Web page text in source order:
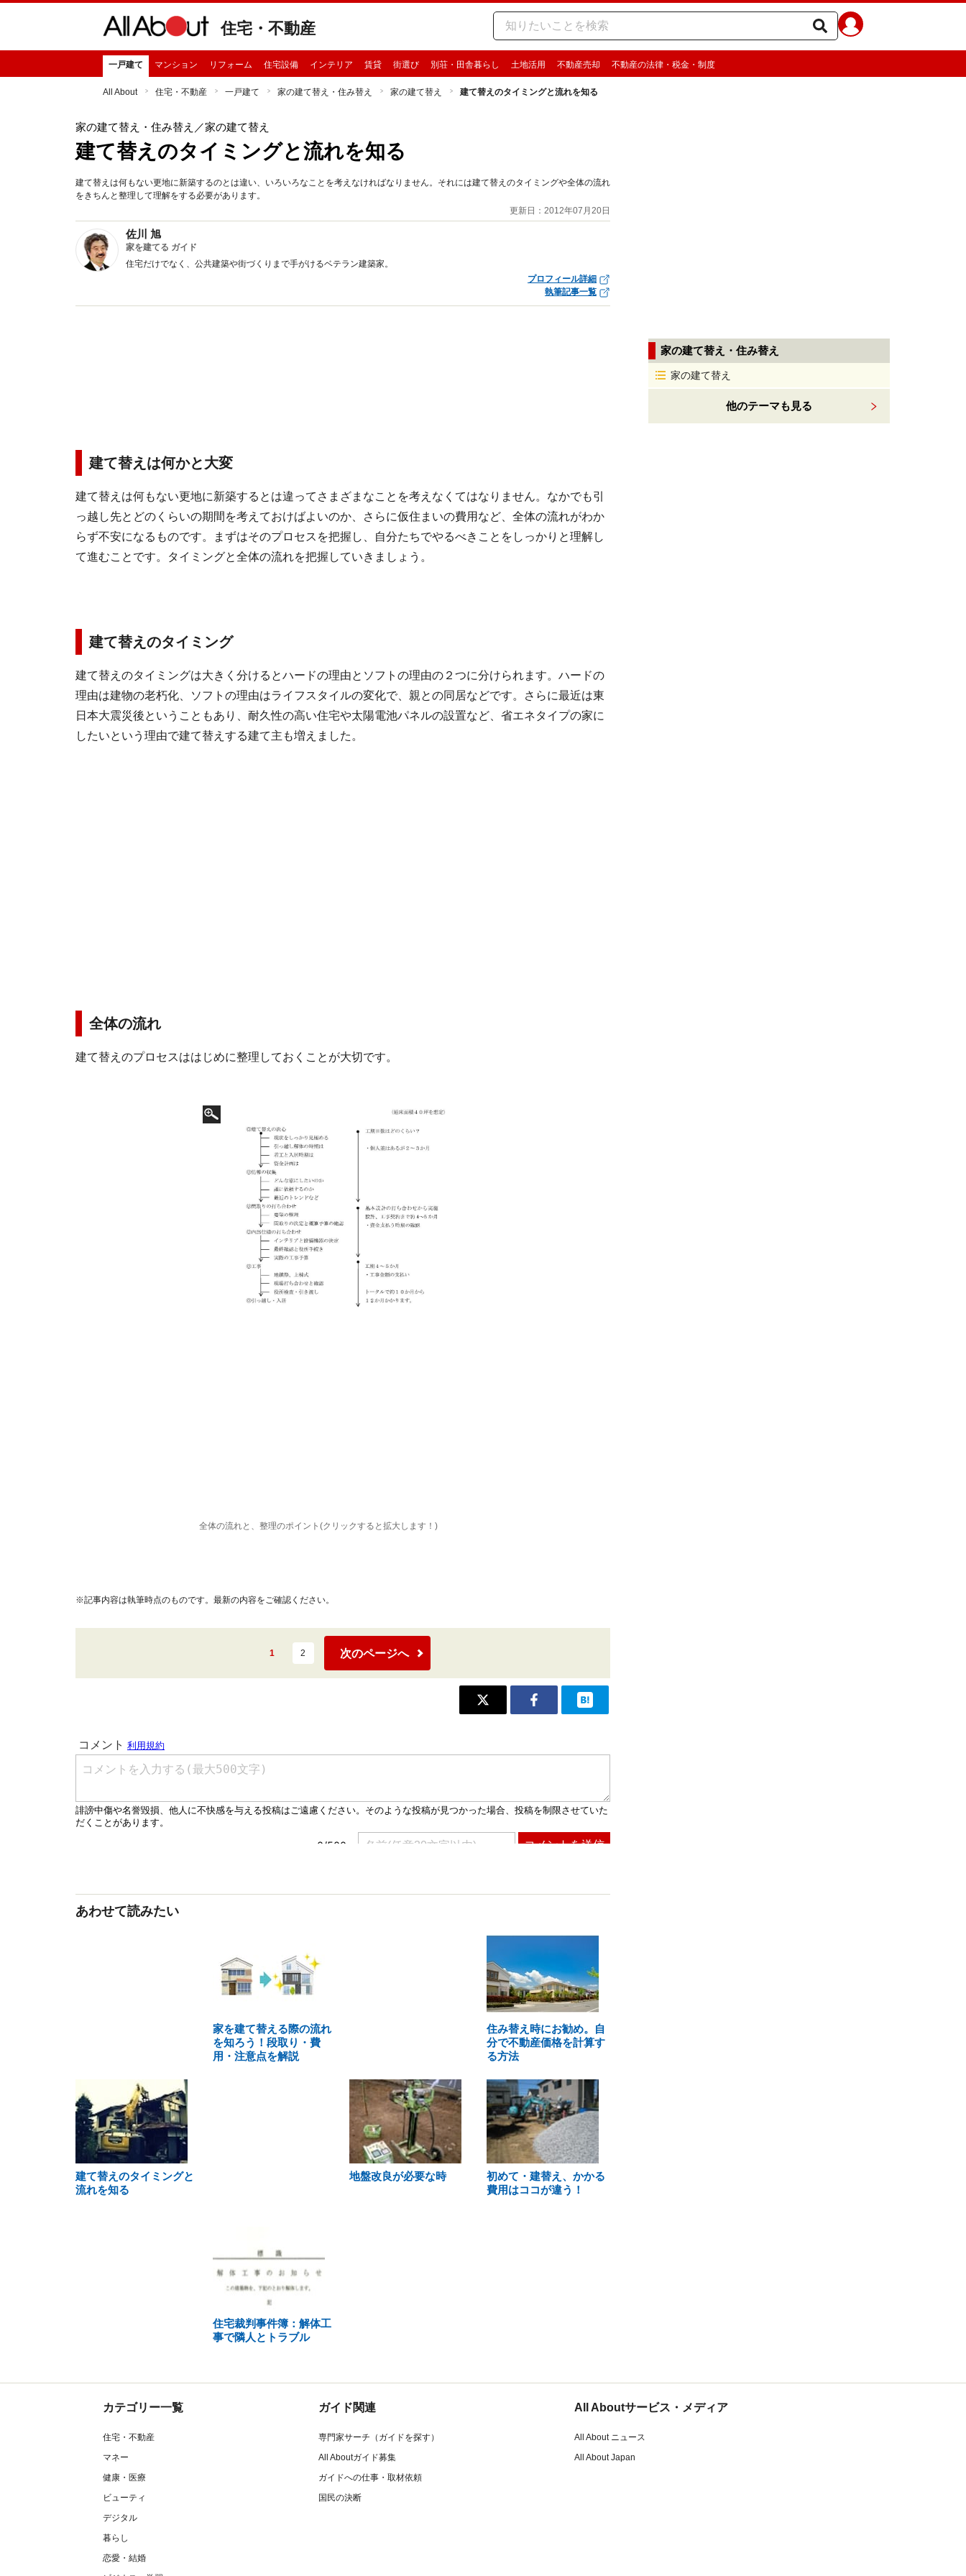
住宅・不動産
一戸建て マンション リフォーム 住宅設備 インテリア 賃貸 街選び 別荘・田舎暮らし 土地活用 不動産売却 不動産の法律・税金・制度
All About 住宅・不動産 一戸建て 家の建て替え・住み替え 家の建て替え 建て替えのタイミングと流れを知る
家の建て替え・住み替え ／家の建て替え
建て替えのタイミングと流れを知る
建て替えは何もない更地に新築するのとは違い、いろいろなことを考えなければなりません。それには建て替えのタイミングや全体の流れ
をきちんと整理して理解をする必要があります。
更新日：2012年07月20日
佐川 旭
家を建てる ガイド
住宅だけでなく、公共建築や街づくりまで手がけるベテラン建築家。
プロフィール詳細
執筆記事一覧
建て替えは何かと大変
建て替えは何もない更地に新築するとは違ってさまざまなことを考えなくてはなりません。なかでも引
っ越し先とどのくらいの期間を考えておけばよいのか、さらに仮住まいの費用など、全体の流れがわか
らず不安になるものです。まずはそのプロセスを把握し、自分たちでやるべきことをしっかりと理解し
て進むことです。タイミングと全体の流れを把握していきましょう。
建て替えのタイミング
建て替えのタイミングは大きく分けるとハードの理由とソフトの理由の２つに分けられます。ハードの
理由は建物の老朽化、ソフトの理由はライフスタイルの変化で、親との同居などです。さらに最近は東
日本大震災後ということもあり、耐久性の高い住宅や太陽電池パネルの設置など、省エネタイプの家に
したいという理由で建て替えする建て主も増えました。
全体の流れ
建て替えのプロセスははじめに整理しておくことが大切です。
全体の流れと、整理のポイント(クリックすると拡大します！)
※記事内容は執筆時点のものです。最新の内容をご確認ください。
1 2 次のページへ
あわせて読みたい
家を建て替える際の流れ
を知ろう！段取り・費
用・注意点を解説
住み替え時にお勧め。自
分で不動産価格を計算す
る方法
建て替えのタイミングと
流れを知る
地盤改良が必要な時
初めて・建替え、かかる
費用はココが違う！
住宅裁判事件簿：解体工
事で隣人とトラブル
家の建て替え・住み替え
家の建て替え
他のテーマも見る
カテゴリー一覧
住宅・不動産
マネー
健康・医療
ビューティ
デジタル
暮らし
恋愛・結婚
ガイド関連
専門家サーチ（ガイドを探す）
All Aboutガイド募集
ガイドへの仕事・取材依頼
国民の決断
All Aboutサービス・メディア
All About ニュース
All About Japan